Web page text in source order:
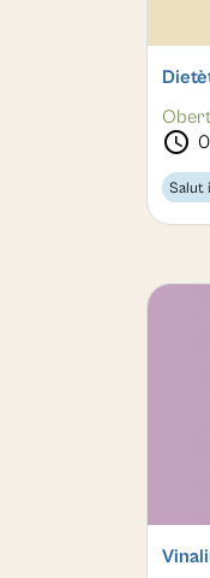
schedule
Salut